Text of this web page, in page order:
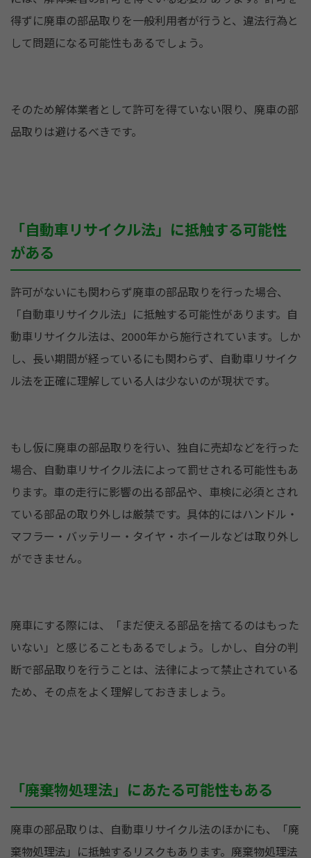
得ずに廃車の部品取りを一般利用者が行うと、違法行為と
して問題になる可能性もあるでしょう。
そのため解体業者として許可を得ていない限り、廃車の部
品取りは避けるべきです。
「自動車リサイクル法」に抵触する可能性
がある
許可がないにも関わらず廃車の部品取りを行った場合、
「自動車リサイクル法」に抵触する可能性があります。自
動車リサイクル法は、2000年から施行されています。しか
し、長い期間が経っているにも関わらず、自動車リサイク
ル法を正確に理解している人は少ないのが現状です。
もし仮に廃車の部品取りを行い、独自に売却などを行った
場合、自動車リサイクル法によって罰せされる可能性もあ
ります。車の走行に影響の出る部品や、車検に必須とされ
ている部品の取り外しは厳禁です。具体的にはハンドル・
マフラー・バッテリー・タイヤ・ホイールなどは取り外し
ができません。
廃車にする際には、「まだ使える部品を捨てるのはもった
いない」と感じることもあるでしょう。しかし、自分の判
断で部品取りを行うことは、法律によって禁止されている
ため、その点をよく理解しておきましょう。
「廃棄物処理法」にあたる可能性もある
廃車の部品取りは、自動車リサイクル法のほかにも、「廃
棄物処理法」に抵触するリスクもあります。廃棄物処理法